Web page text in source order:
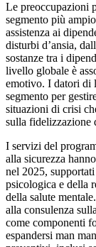
Le preoccupazioni
segmento più
assistenza ai
disturbi d’ansia,
sostanze tra i
livello globale è
emotivo. I datori di
segmento per
situazioni di crisi
sulla fidelizzazione
I servizi del
alla sicurezza
nel 2025,
psicologica e della
della salute
alla consulenza
come componenti
espandersi man